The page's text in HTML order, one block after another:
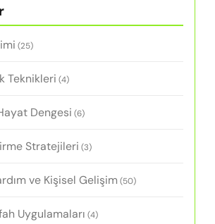
(25)
Teknikleri (4)
Dengesi (6)
Stratejileri (3)
ve Kişisel Gelişim (50)
Uygulamaları (4)